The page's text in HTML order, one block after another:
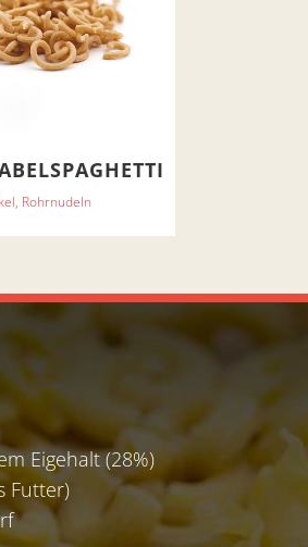
Rohrnudeln
Eigehalt (28%)
Futter)